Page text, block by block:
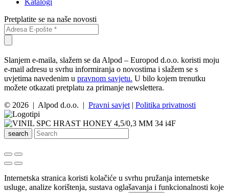
Pretplatite se na naše novosti
Slanjem e-maila, slažem se da Alpod – Europod d.o.o. koristi moju
e-mail adresu u svrhu informiranja o novostima i slažem se s
uvjetima navedenim u pravnom savjetu. U bilo kojem trenutku
možete otkazati pretplatu za primanje newslettera.
© 2026 | Alpod d.o.o. | Pravni savjet | Politika privatnosti
search
Internetska stranica koristi kolačiće u svrhu pružanja internetske
usluge, analize korištenja, sustava oglašavanja i funkcionalnosti koje